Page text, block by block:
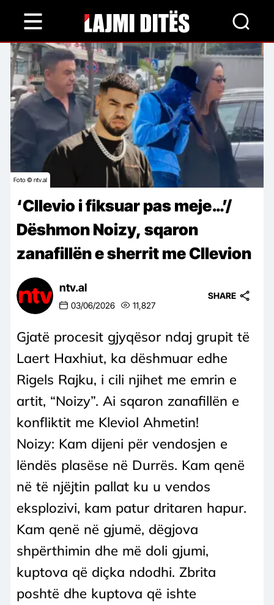
content
Foto © ntv.al
‘Cllevio i fiksuar pas meje…’/
Dëshmon Noizy, sqaron
zanafillën e sherrit me Cllevion
ntv.al
03/06/2026 11,827
SHARE
Gjatë procesit gjyqësor ndaj grupit të
Laert Haxhiut, ka dëshmuar edhe
Rigels Rajku, i cili njihet me emrin e
artit, “Noizy”. Ai sqaron zanafillën e
konfliktit me Kleviol Ahmetin!
Noizy: Kam dijeni për vendosjen e
lëndës plasëse në Durrës. Kam qenë
në të njëjtin pallat ku u vendos
eksplozivi, kam patur dritaren hapur.
Kam qenë në gjumë, dëgjova
shpërthimin dhe më doli gjumi,
kuptova që diçka ndodhi. Zbrita
poshtë dhe kuptova që ishte